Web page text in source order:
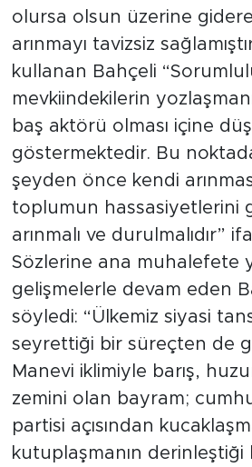
olursa olsun üzerine
arınmayı tavizsiz
kullanan Bahçeli
mevkiindekilerin
baş aktörü olması içine
göstermektedir. Bu
şeyden önce kendi
toplumun hassasiyetlerini
arınmalı ve durulmalıdır”
Sözlerine ana muhalefete
gelişmelerle devam eden
söyledi: “Ülkemiz siyasi
seyrettiği bir süreçten de
Manevi iklimiyle barış,
zemini olan bayram;
partisi açısından
kutuplaşmanın derinleştiği